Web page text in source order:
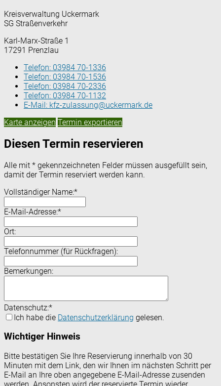
Kreisverwaltung Uckermark
SG Straßenverkehr
Karl-Marx-Straße 1
17291 Prenzlau
Telefon: 03984 70-1336
Telefon: 03984 70-1536
Telefon: 03984 70-2336
Telefon: 03984 70-1132
E-Mail: kfz-zulassung@uckermark.de
Karte anzeigen Termin exportieren
Diesen Termin reservieren
Alle mit * gekennzeichneten Felder müssen ausgefüllt sein,
damit der Termin reserviert werden kann.
Vollständiger Name:*
E-Mail-Adresse:*
Ort:
Telefonnummer (für Rückfragen):
Bemerkungen:
Datenschutz:*
Ich habe die Datenschutzerklärung gelesen.
Wichtiger Hinweis
Bitte bestätigen Sie Ihre Reservierung innerhalb von 30
Minuten mit dem Link, den wir Ihnen im nächsten Schritt per
E-Mail an Ihre oben angegebene E-Mail-Adresse zusenden